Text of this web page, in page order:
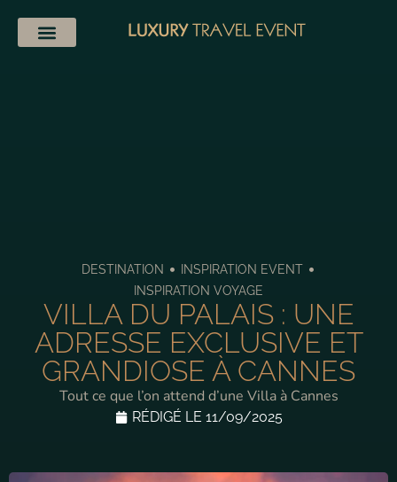
DESTINATION • INSPIRATION EVENT •
INSPIRATION VOYAGE
VILLA DU PALAIS : UNE
ADRESSE EXCLUSIVE ET
GRANDIOSE À CANNES
Tout ce que l’on attend d’une Villa à Cannes
RÉDIGÉ LE 11/09/2025